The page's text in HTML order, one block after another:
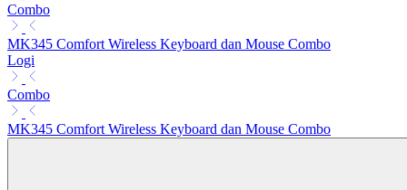
Combo
MK345 Comfort Wireless Keyboard dan Mouse Combo
Logi
Combo
MK345 Comfort Wireless Keyboard dan Mouse Combo